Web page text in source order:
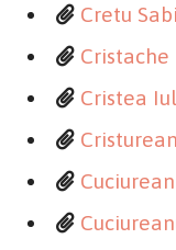
Cretu
Cristache
Cristea